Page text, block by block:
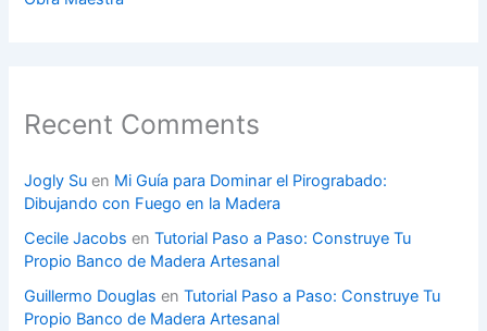
Recent Comments
Jogly Su en Mi Guía para Dominar el Pirograbado:
Dibujando con Fuego en la Madera
Cecile Jacobs enTutorial Paso a Paso: Construye Tu
Propio Banco de Madera Artesanal
Guillermo Douglas enTutorial Paso a Paso: Construye Tu
Propio Banco de Madera Artesanal